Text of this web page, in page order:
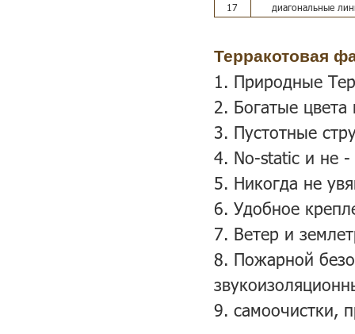
17
диагональные
Терракотовая
1. Природные
2. Богатые
3. Пустотные
4. No-static и не -
5. Никогда не
6. Удобное
7. Ветер и
8. Пожарной
9. самоочистки,